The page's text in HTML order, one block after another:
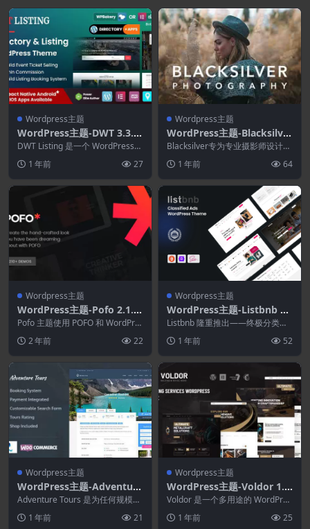
Wordpress主题
WordPress主题-DWT 3.3.6
–目录和列表WordPress主题
DWT Listing 是一个 WordPress
1 年前 27
Wordpress主题
WordPress主题-Blacksilver
9.7.0–WordPress的摄影主
题
Blacksilver专为专业摄影师设计。
法，使您的...
1 年前 64
Wordpress主题
WordPress主题-Pofo 2.1.0
–创意组合和博客WordPress
主题
Pofo 主题使用 POFO 和 WordPre
2 年前 22
Wordpress主题
WordPress主题-Listbnb 1.
0.6–分类广告WordPress主
题
Listbnb 隆重推出——终极分类广
1 年前 52
Wordpress主题
WordPress主题-Adventure
Tours 5.3.0–WordPress旅
游/旅游主题
Adventure Tours 是为任何规模的
d... 1 年前 21
Wordpress主题
WordPress主题-Voldor 1.0.
0–焊接与金属工作WordPres
s主题
Voldor 是一个多用途的 WordPres
厂...1 年前 25